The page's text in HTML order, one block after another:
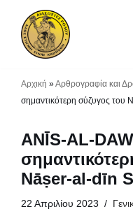
Μεταπηδήστε
Αρχική »Αρθρογραφία και
σημαντικότερη σύζυγος
ANĪS-AL-
Nāṣer-al-dīn
22 Απριλίου 2023